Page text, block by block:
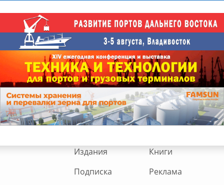
Издания
Книги
Подписка
Реклама